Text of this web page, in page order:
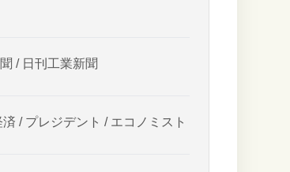
/ 日刊工業新聞
/ プレジデント / エコノミスト